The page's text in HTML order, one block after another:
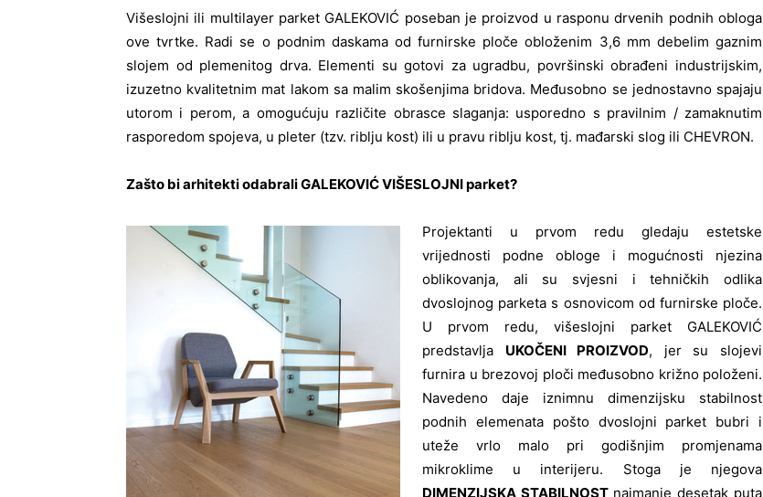
Višeslojni ili multilayer parket GALEKOVIĆ poseban je proizvod u rasponu drvenih podnih obloga
ove tvrtke. Radi se o podnim daskama od furnirske ploče obloženim 3,6 mm debelim gaznim
slojem od plemenitog drva. Elementi su gotovi za ugradbu, površinski obrađeni industrijskim,
izuzetno kvalitetnim mat lakom sa malim skošenjima bridova. Međusobno se jednostavno spajaju
utorom i perom, a omogućuju različite obrasce slaganja: usporedno s pravilnim / zamaknutim
rasporedom spojeva, u pleter (tzv. riblju kost) ili u pravu riblju kost, tj. mađarski slog ili CHEVRON.
Zašto bi arhitekti odabrali GALEKOVIĆ VIŠESLOJNI parket?
Projektanti u prvom redu gledaju estetske
vrijednosti podne obloge i mogućnosti njezina
oblikovanja, ali su svjesni i tehničkih odlika
dvoslojnog parketa s osnovicom od furnirske ploče.
U prvom redu, višeslojni parket GALEKOVIĆ
predstavlja UKOČENI PROIZVOD, jer su slojevi
furnira u brezovoj ploči međusobno križno položeni.
Navedeno daje iznimnu dimenzijsku stabilnost
podnih elemenata pošto dvoslojni parket bubri i
uteže vrlo malo pri godišnjim promjenama
mikroklime u interijeru. Stoga je njegova
DIMENZIJSKA STABILNOST najmanje desetak puta